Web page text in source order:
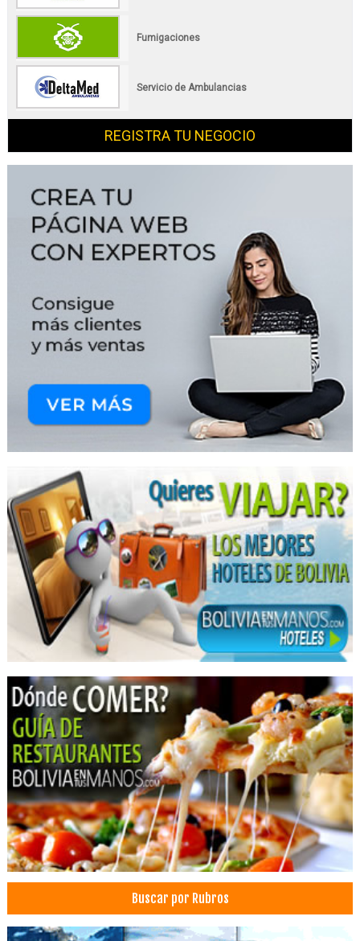
Fumigaciones
Servicio de Ambulancias
REGISTRA TU NEGOCIO
Buscar por Rubros